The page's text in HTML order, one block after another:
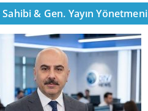
& Gen. Yayın Yönetmeni